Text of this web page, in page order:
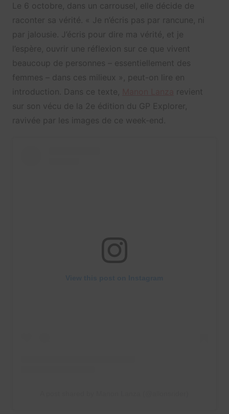
Le 6 octobre, dans un carrousel, elle décide de
raconter sa vérité. « Je n’écris pas par rancune, ni
par jalousie. J’écris pour dire ma vérité, et je
l’espère, ouvrir une réflexion sur ce que vivent
beaucoup de personnes – essentiellement des
femmes – dans ces milieux », peut-on lire en
introduction. Dans ce texte,
revient
sur son vécu de la 2e édition du GP Explorer,
ravivée par les images de ce week-end.